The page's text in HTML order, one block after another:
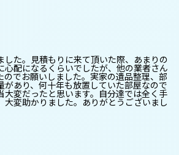
した。見積もりに来て頂いた際、あまりの
心配になるくらいでしたが、他の業者さん
のでお願いしました。実家の遺品整理、部
があり、何十年も放置していた部屋なので
大変だったと思います。自分達では全く手
大変助かりました。ありがとうございまし